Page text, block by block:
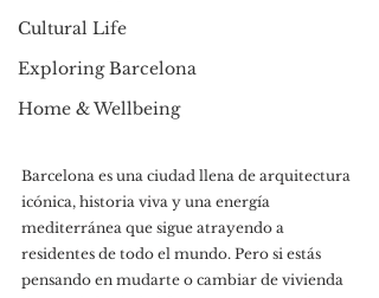
Cultural Life
Exploring Barcelona
Home & Wellbeing
Barcelona es una ciudad llena de arquitectura
icónica, historia viva y una energía
mediterránea que sigue atrayendo a
residentes de todo el mundo. Pero si estás
pensando en mudarte o cambiar de vivienda